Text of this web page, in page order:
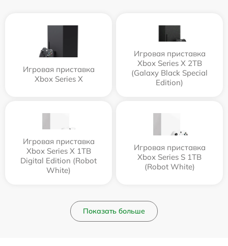
Игровая приставка
Xbox Series X
Игровая приставка
Xbox Series X 2TB
(Galaxy Black Special
Edition)
Игровая приставка
Xbox Series X 1TB
Digital Edition (Robot
White)
Игровая приставка
Xbox Series S 1TB
(Robot White)
Показать больше